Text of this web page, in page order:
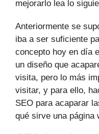
mejorarlo lea lo
Anteriormente se
iba a ser suficiente
concepto hoy en día
un diseño que
visita, pero lo más
visitar, y para ello,
SEO para acaparar
qué sirve una página